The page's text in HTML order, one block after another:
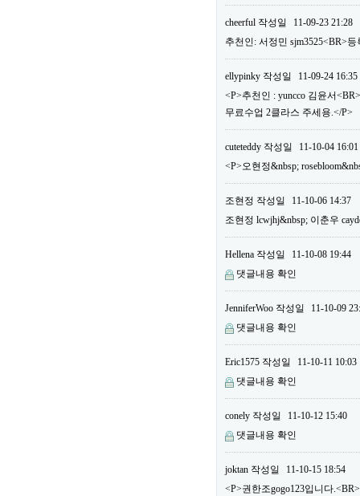
cheerful 작성일
11-09-23 21:28
추천인: 서정민 sjm3525<BR>등
ellypinky 작성일
11-09-24 16:35
<P>추천인 : yuncco 김윤서
무료수업 2클라스 주세용.</P>
cuteteddy 작성일
11-10-04 16:01
<P>오현정&nbsp;
조현정 작성일
11-10-06 14:37
조현정 lcwjhj&nbsp; 이춘우
Hellena 작성일
11-10-08 19:44
댓글내용 확인
JenniferWoo 작성일
11-10-09
댓글내용 확인
Eric1575 작성일
11-10-11 10:03
댓글내용 확인
conely 작성일
11-10-12 15:40
댓글내용 확인
joktan 작성일
11-10-15 18:54
<P>권한조gogo123입니다